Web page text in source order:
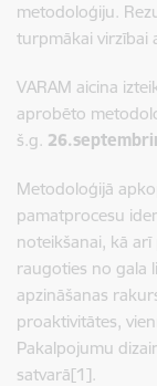
metodoloģiju.
turpmākai virzībai
VARAM aicina
aprobēto
š.g.
Metodoloģijā
pamatprocesu
noteikšanai, kā
raugoties no gala
apzināšanas
proaktivitātes,
Pakalpojumu
satvarā[1].